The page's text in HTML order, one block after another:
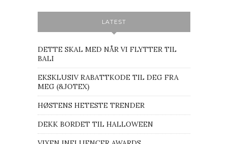
LATEST
DETTE SKAL MED NÅR VI FLYTTER TIL
BALI
EKSKLUSIV RABATTKODE TIL DEG FRA
MEG (&JOTEX)
HØSTENS HETESTE TRENDER
DEKK BORDET TIL HALLOWEEN